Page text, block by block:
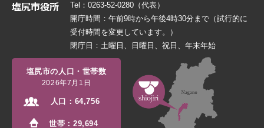
Tel：0263-52-0280（代表）
開庁時間：午前9時から午後4時30分まで（試行的に
受付時間を変更しています。）
閉庁日：土曜日、日曜日、祝日、年末年始
塩尻市の人口・世帯数
2026年7月1日
人口： 64,756
世帯：29,694